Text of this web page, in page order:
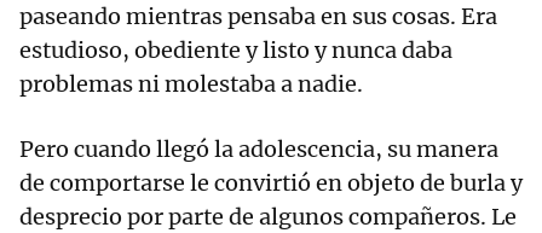
paseando mientras pensaba en sus cosas. Era
estudioso, obediente y listo y nunca daba
problemas ni molestaba a nadie.
Pero cuando llegó la adolescencia, su manera
de comportarse le convirtió en objeto de burla y
desprecio por parte de algunos compañeros. Le